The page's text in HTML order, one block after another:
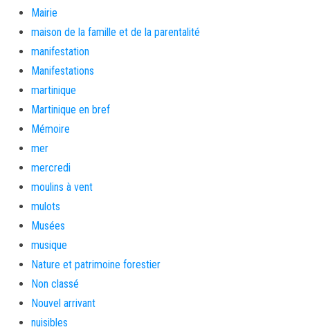
Mairie
maison de la famille et de la parentalité
manifestation
Manifestations
martinique
Martinique en bref
Mémoire
mer
mercredi
moulins à vent
mulots
Musées
musique
Nature et patrimoine forestier
Non classé
Nouvel arrivant
nuisibles